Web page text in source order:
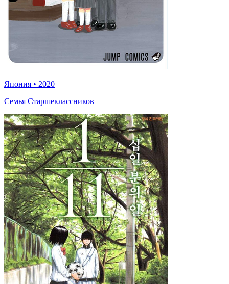
Япония • 2020
Семья Старшеклассников